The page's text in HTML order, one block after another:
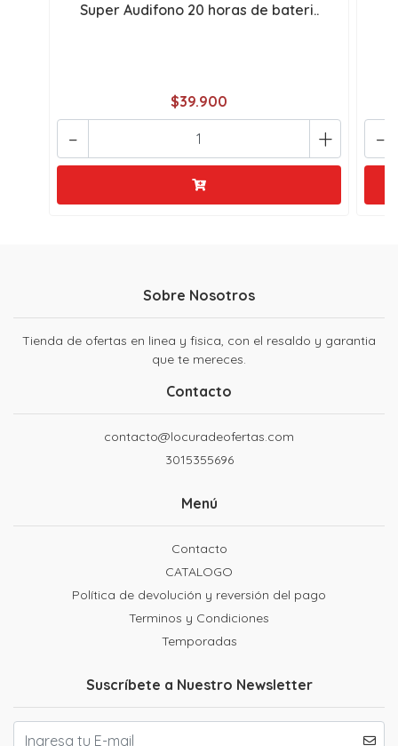
Super Audifono 20 horas de bateri..
$39.900
+
- -
Sobre Nosotros
Tienda de ofertas en linea y fisica, con el resaldo y garantia
que te mereces.
Contacto
contacto@locuradeofertas.com
3015355696
Menú
Contacto
CATALOGO
Política de devolución y reversión del pago
Terminos y Condiciones
Temporadas
Suscríbete a Nuestro Newsletter